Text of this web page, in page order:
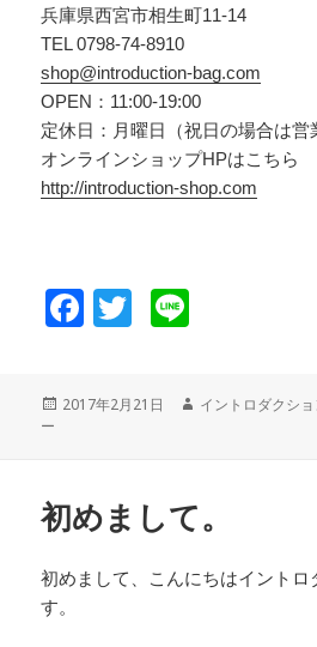
兵庫県西宮市相生町11-14
TEL 0798-74-8910
shop@introduction-bag.com
OPEN：11:00-19:00
定休日：月曜日（祝日の場合は営
オンラインショップHPはこちら
http://introduction-shop.com
F
e
o
o
k
T
er
投
2017年2月21日
作
イントロダクシ
ー
初めまして。
初めまして、こんにちはイントロ
す。